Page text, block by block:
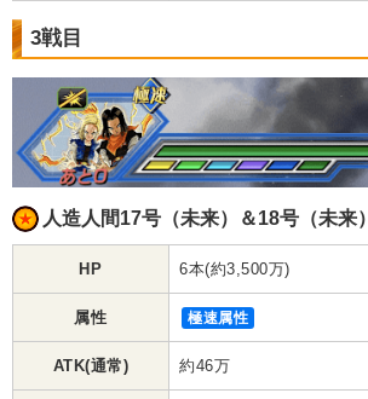
3戦目
人造人間17号（未来）＆18号（未来）
HP 6本(約3,500万)
属性 極速属性
ATK(通常) 約46万